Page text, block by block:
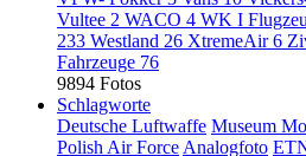
Vultee 2 WACO 4 WK I
233 Westland 26 XtremeAir6
Fahrzeuge 76
9894 Fotos
Schlagworte
Deutsche Luftwaffe Museum
Polish Air Force Analogfoto